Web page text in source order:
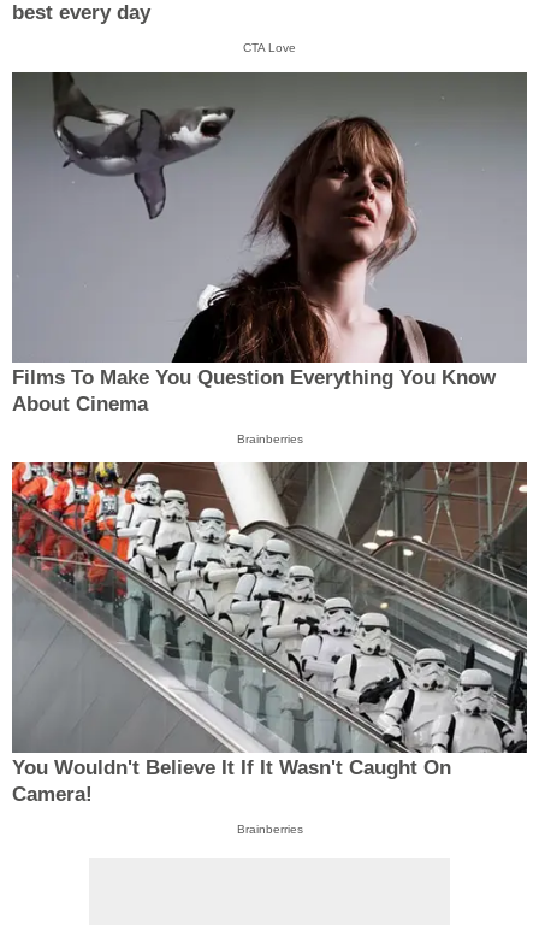
best every day
CTA Love
Films To Make You Question Everything You Know
About Cinema
Brainberries
You Wouldn't Believe It If It Wasn't Caught On
Camera!
Brainberries